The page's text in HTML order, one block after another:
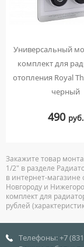
Универсальный
комплект для
отопления Royal
черный
490 руб.
Закажите товар
1/2" в разделе
в интернет-магазине
Новгороду и
комплект для
рублей
Телефоны: +7